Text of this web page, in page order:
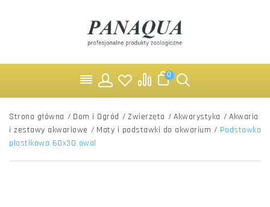
0
Strona główna / Dom i Ogród / Zwierzęta / Akwarystyka / Akwaria
i zestawy akwariowe / Maty i podstawki do akwarium / Podstawka
plastikowa 60x30 owal